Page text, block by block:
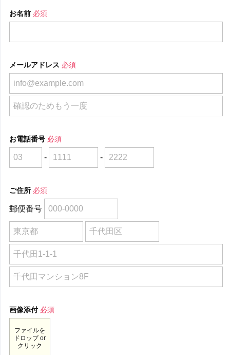
お名前 必須
メールアドレス 必須
お電話番号 必須
- -
ご住所 必須
郵便番号
画像添付 必須
ファイルを
ドロップ or
クリック